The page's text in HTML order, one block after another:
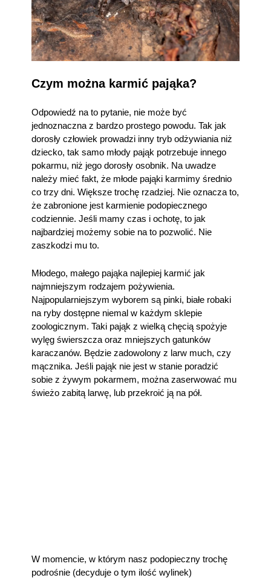
Czym można karmić pająka?
Odpowiedź na to pytanie, nie może być
jednoznaczna z bardzo prostego powodu. Tak jak
dorosły człowiek prowadzi inny tryb odżywiania niż
dziecko, tak samo młody pająk potrzebuje innego
pokarmu, niż jego dorosły osobnik. Na uwadze
należy mieć fakt, że młode pająki karmimy średnio
co trzy dni. Większe trochę rzadziej. Nie oznacza to,
że zabronione jest karmienie podopiecznego
codziennie. Jeśli mamy czas i ochotę, to jak
najbardziej możemy sobie na to pozwolić. Nie
zaszkodzi mu to.
Młodego, małego pająka najlepiej karmić jak
najmniejszym rodzajem pożywienia.
Najpopularniejszym wyborem są pinki, białe robaki
na ryby dostępne niemal w każdym sklepie
zoologicznym. Taki pająk z wielką chęcią spożyje
wylęg świerszcza oraz mniejszych gatunków
karaczanów. Będzie zadowolony z larw much, czy
mącznika. Jeśli pająk nie jest w stanie poradzić
sobie z żywym pokarmem, można zaserwować mu
świeżo zabitą larwę, lub przekroić ją na pół.
W momencie, w którym nasz podopieczny trochę
podrośnie (decyduje o tym ilość wylinek)